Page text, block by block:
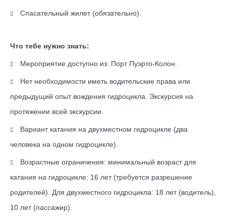
Спасательный жилет (обязательно).
Что тебе нужно знать:
Мероприятие доступно из: Порт Пуэрто-Колон.
Нет необходимости иметь водительские права или
предыдущий опыт вождения гидроцикла. Экскурсия на
протяжении всей экскурсии.
Вариант катания на двухместном гидроцикле (два
человека на одном гидроцикле).
Возрастные ограничения: минимальный возраст для
катания на гидроцикле: 16 лет (требуется разрешение
родителей). Для двухместного гидроцикла: 18 лет (водитель),
10 лет (пассажир).